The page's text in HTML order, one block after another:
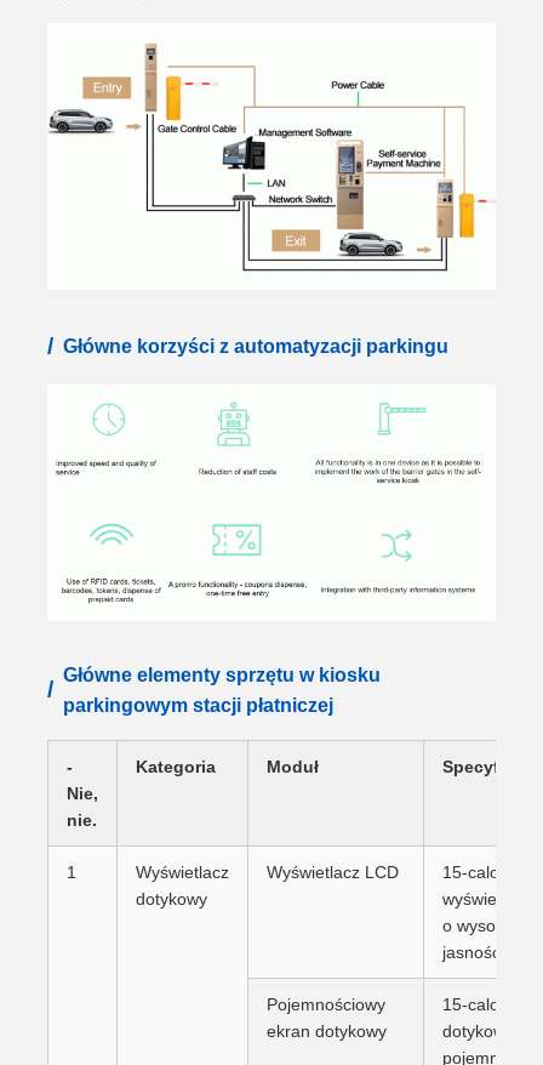
/ Główne korzyści z automatyzacji parkingu
/
Główne elementy sprzętu w kiosku
parkingowym stacji płatniczej
-
Nie,
nie.
Kategoria Moduł
1
Wyświetlacz
dotykowy
Wyświetlacz LCD
15-calowy
wyświetlacz
o wysokiej
jasności
Pojemnościowy
ekran dotykowy
15-calowy
dotykowy o
pojemności